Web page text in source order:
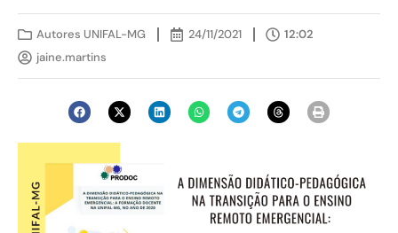
Autores UNIFAL-MG 24/11/2021
12:02
jaine.martins